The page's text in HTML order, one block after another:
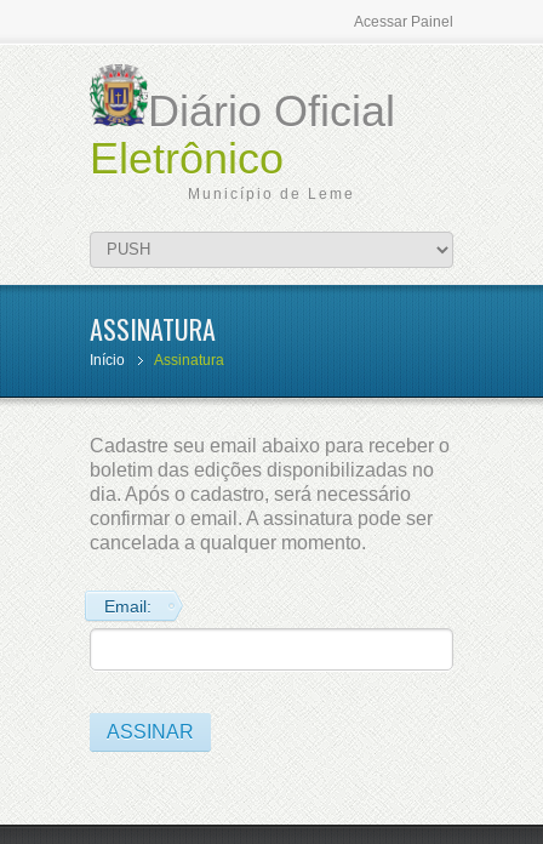
Acessar Painel
Diário Oficial
Eletrônico
Município de Leme
ASSINATURA
Início Assinatura
Cadastre seu email abaixo para receber o
boletim das edições disponibilizadas no
dia. Após o cadastro, será necessário
confirmar o email. A assinatura pode ser
cancelada a qualquer momento.
Email: